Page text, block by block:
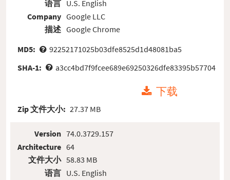
语言
Company
描述
U.S. English
Google LLC
Google Chrome
MD5:
92252171025b03dfe8525d1d48081ba5
SHA-1:
a3cc4bd7f9fcee689e69250326dfe83395b57704
下载
Zip 文件大小: 27.37 MB
Version
Architecture
文件大小
语言
74.0.3729.157
64
58.83 MB
U.S. English